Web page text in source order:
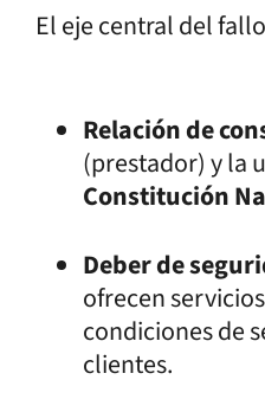
El eje central del
Relación de
(prestador) y la
Constitución
Deber de
ofrecen
condiciones de
clientes.